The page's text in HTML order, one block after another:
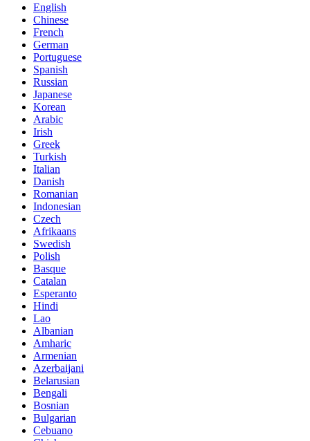
English
Chinese
French
German
Portuguese
Spanish
Russian
Japanese
Korean
Arabic
Irish
Greek
Turkish
Italian
Danish
Romanian
Indonesian
Czech
Afrikaans
Swedish
Polish
Basque
Catalan
Esperanto
Hindi
Lao
Albanian
Amharic
Armenian
Azerbaijani
Belarusian
Bengali
Bosnian
Bulgarian
Cebuano